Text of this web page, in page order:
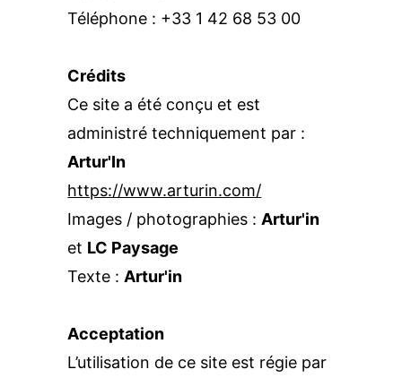
Téléphone : +33 1 42 68 53 00
Crédits
Ce site a été conçu et est
administré techniquement par :
Artur'In
https://www.arturin.com/
Images / photographies : Artur'in
et LC Paysage
Texte : Artur'in
Acceptation
L’utilisation de ce site est régie par